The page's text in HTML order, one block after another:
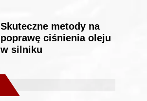
Skuteczne metody na
poprawę ciśnienia oleju
w silniku